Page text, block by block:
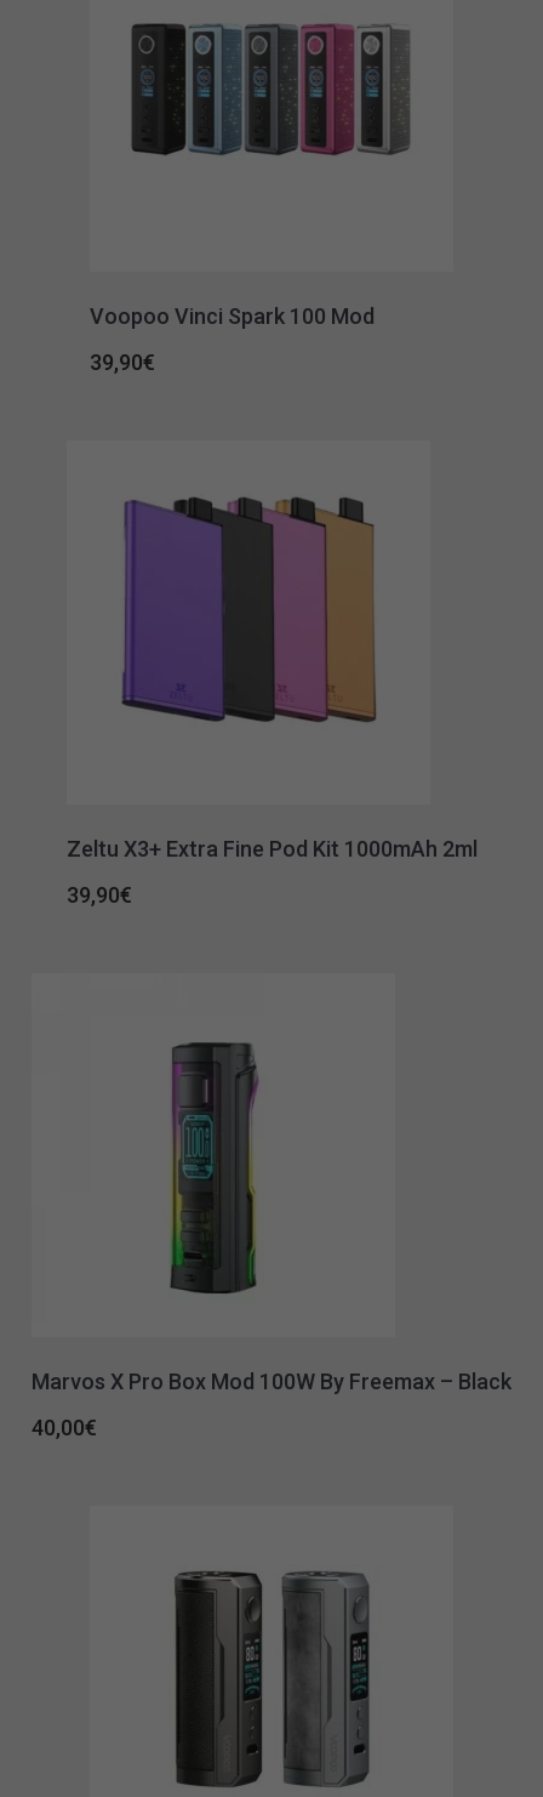
Voopoo Vinci Spark 100 Mod
39,90€
Zeltu X3+ Extra Fine Pod Kit 1000mAh 2ml
39,90€
Marvos X Pro Box Mod 100W By Freemax – Black
40,00€